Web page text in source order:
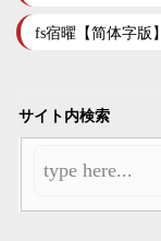
fs宿曜【简体字版】
サイト内検索